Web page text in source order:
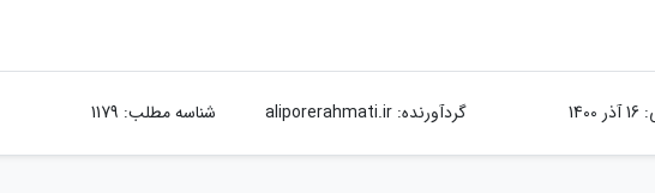
16 آذر 1400 گردآورنده:aliporerahmati.ir شناسه مطلب: 1179